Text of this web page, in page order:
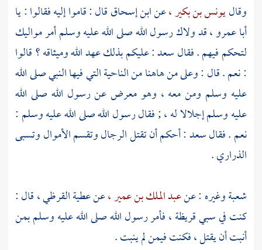
وقاليونس بن بكير ،عنابن إسحاققال : قاموا إليه فقالوا : يا
أبا عمرو ،قد ولاك رسول الله صلى الله عليه وسلم أمر مواليك
لتحكم فيهم . فقالسعد: عليكم بذلك عهد الله وميثاقه ؟ قالوا
: نعم . قال : وعلى من هاهنا من الناحية التي فيها النبي صلى الله
عليه وسلم ومن معه ، وهو معرض عن رسول الله صلى الله
عليه وسلم إجلالا له ، ; فقال رسول الله صلى الله عليه وسلم :
نعم . فقالسعد: أحكم أن تقتل الرجال وتقسم الأموال وتسبى
الذراري .
شعبةوغيره : عنعبد الملك بن عمير ،عنعطية القرظي ،قال :
كنت في سبيقريظة ،فأمر رسول الله صلى الله عليه وسلم بمن
أنبت أن يقتل ، فكنت فيمن لم ينبت .